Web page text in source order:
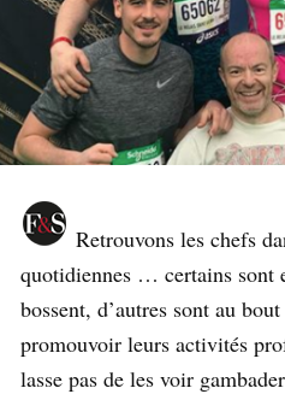
Retrouvons les chefs
quotidiennes … certains sont
bossent, d’autres sont au
promouvoir leurs activités
lasse pas de les voir